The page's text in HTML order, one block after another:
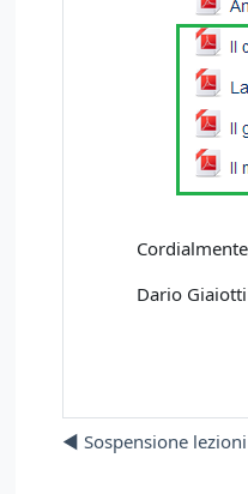
Dario Giaiotti
◀︎ Sospensione